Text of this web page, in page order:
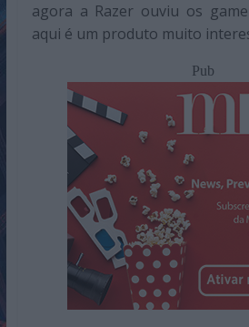
agora a Razer ouviu os
aqui é um produto muito
Pub